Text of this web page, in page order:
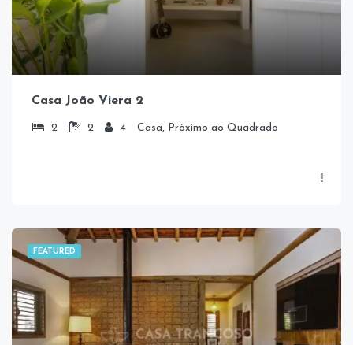
Casa João Viera 2
2 2 4 Casa, Próximo ao Quadrado
FEATURED